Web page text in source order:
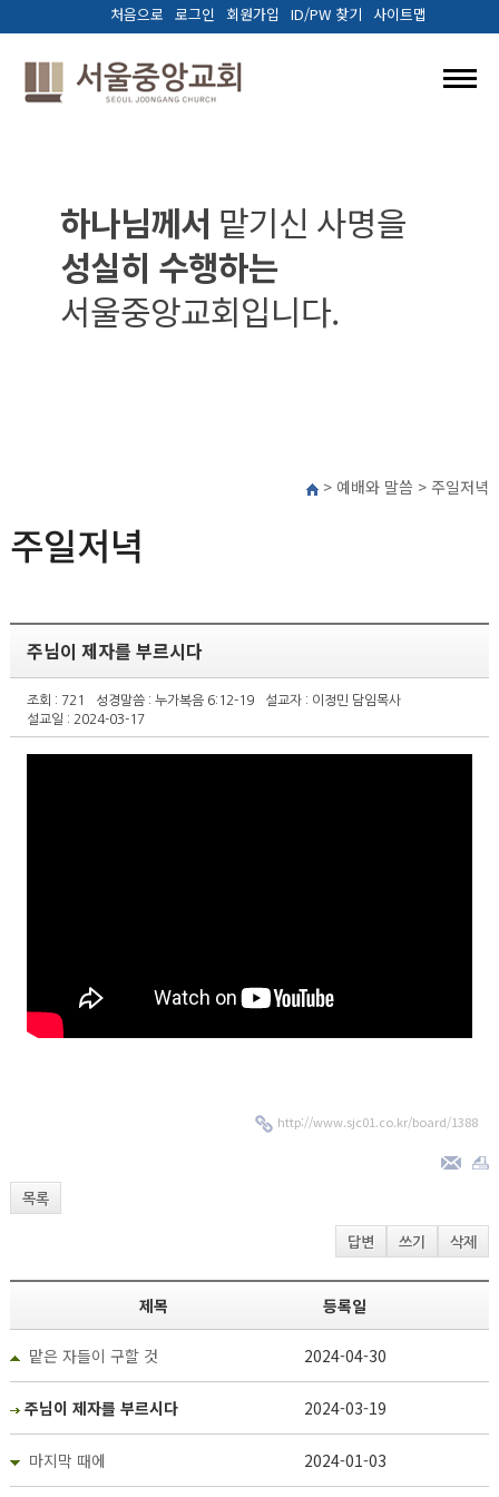
사이트맵
ID/PW 찾기
회원가입
로그인
처음으로
예배와말씀
양육.훈련
선교/나눔
하나님께서 맡기신 사명을
성실히 수행하는
서울중앙교회입니다.
> 예배와 말씀 > 주일저녁
주일저녁
주님이 제자를 부르시다
조회 : 721 성경말씀 : 누가복음 6:12-19
설교자 : 이정민 담임목사
설교일 : 2024-03-17
http://www.sjc01.co.kr/board/1388
목록
답변 쓰기 삭제
제목 등록일
맡은 자들이 구할 것 2024-04-30
주님이 제자를 부르시다 2024-03-19
마지막 때에 2024-01-03